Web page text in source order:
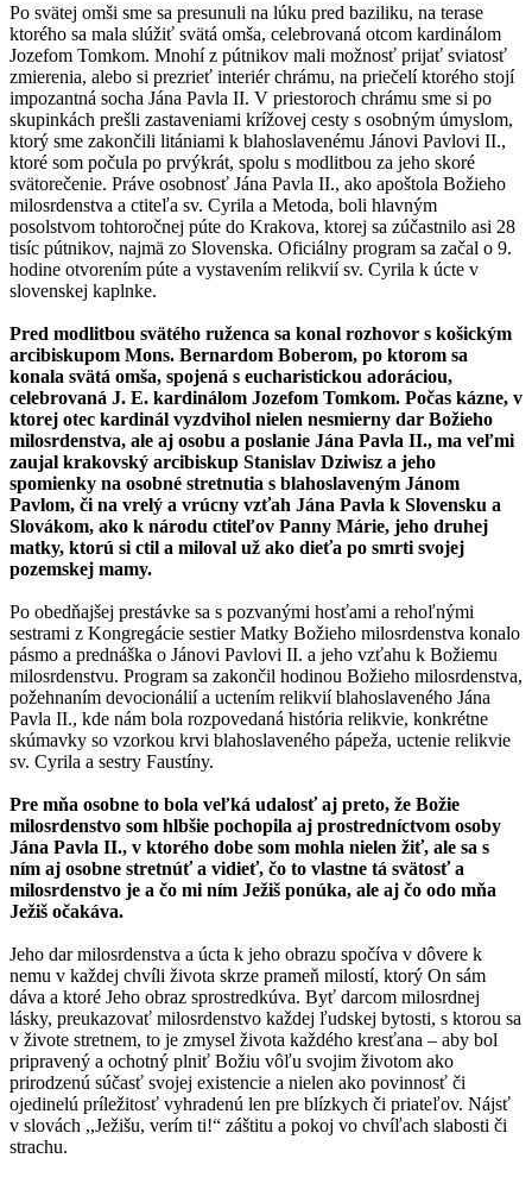
Po svätej omši sme sa presunuli na lúku pred baziliku, na terase
ktorého sa mala slúžiť svätá omša, celebrovaná otcom kardinálom
Jozefom Tomkom. Mnohí z pútnikov mali možnosť prijať sviatosť
zmierenia, alebo si prezrieť interiér chrámu, na priečelí ktorého stojí
impozantná socha Jána Pavla II. V priestoroch chrámu sme si po
skupinkách prešli zastaveniami krížovej cesty s osobným úmyslom,
ktorý sme zakončili litániami k blahoslavenému Jánovi Pavlovi II.,
ktoré som počula po prvýkrát, spolu s modlitbou za jeho skoré
svätorečenie. Práve osobnosť Jána Pavla II., ako apoštola Božieho
milosrdenstva a ctiteľa sv. Cyrila a Metoda, boli hlavným
posolstvom tohtoročnej púte do Krakova, ktorej sa zúčastnilo asi 28
tisíc pútnikov, najmä zo Slovenska. Oficiálny program sa začal o 9.
hodine otvorením púte a vystavením relikvií sv. Cyrila k úcte v
slovenskej kaplnke.
Pred modlitbou svätého ruženca sa konal rozhovor s košickým
arcibiskupom Mons. Bernardom Boberom, po ktorom sa
konala svätá omša, spojená s eucharistickou adoráciou,
celebrovaná J. E. kardinálom Jozefom Tomkom. Počas kázne, v
ktorej otec kardinál vyzdvihol nielen nesmierny dar Božieho
milosrdenstva, ale aj osobu a poslanie Jána Pavla II., ma veľmi
zaujal krakovský arcibiskup Stanislav Dziwisz a jeho
spomienky na osobné stretnutia s blahoslaveným Jánom
Pavlom, či na vrelý a vrúcny vzťah Jána Pavla k Slovensku a
Slovákom, ako k národu ctiteľov Panny Márie, jeho druhej
matky, ktorú si ctil a miloval už ako dieťa po smrti svojej
pozemskej mamy.
Po obedňajšej prestávke sa s pozvanými hosťami a rehoľnými
sestrami z Kongregácie sestier Matky Božieho milosrdenstva konalo
pásmo a prednáška o Jánovi Pavlovi II. a jeho vzťahu k Božiemu
milosrdenstvu. Program sa zakončil hodinou Božieho milosrdenstva,
požehnaním devocionálií a uctením relikvií blahoslaveného Jána
Pavla II., kde nám bola rozpovedaná história relikvie, konkrétne
skúmavky so vzorkou krvi blahoslaveného pápeža, uctenie relikvie
sv. Cyrila a sestry Faustíny.
Pre mňa osobne to bola veľká udalosť aj preto, že Božie
milosrdenstvo som hlbšie pochopila aj prostredníctvom osoby
Jána Pavla II., v ktorého dobe som mohla nielen žiť, ale sa s
ním aj osobne stretnúť a vidieť, čo to vlastne tá svätosť a
milosrdenstvo je a čo mi ním Ježiš ponúka, ale aj čo odo mňa
Ježiš očakáva.
Jeho dar milosrdenstva a úcta k jeho obrazu spočíva v dôvere k
nemu v každej chvíli života skrze prameň milostí, ktorý On sám
dáva a ktoré Jeho obraz sprostredkúva. Byť darcom milosrdnej
lásky, preukazovať milosrdenstvo každej ľudskej bytosti, s ktorou sa
v živote stretnem, to je zmysel života každého kresťana – aby bol
pripravený a ochotný plniť Božiu vôľu svojim životom ako
prirodzenú súčasť svojej existencie a nielen ako povinnosť či
ojedinelú príležitosť vyhradenú len pre blízkych či priateľov. Nájsť
v slovách ,,Ježišu, verím ti!“ záštitu a pokoj vo chvíľach slabosti či
strachu.